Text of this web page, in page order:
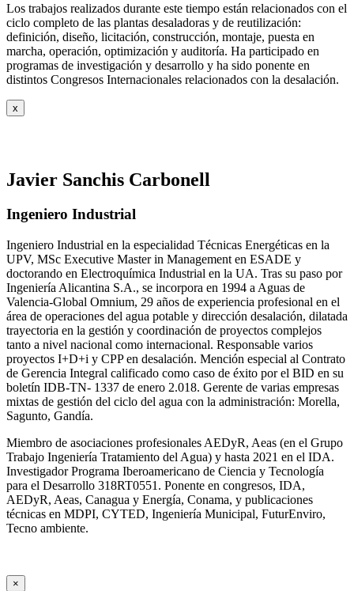
Los trabajos realizados durante este tiempo están relacionados con el
ciclo completo de las plantas desaladoras y de reutilización:
definición, diseño, licitación, construcción, montaje, puesta en
marcha, operación, optimización y auditoría. Ha participado en
programas de investigación y desarrollo y ha sido ponente en
distintos Congresos Internacionales relacionados con la desalación.
x
Javier Sanchis Carbonell
Ingeniero Industrial
Ingeniero Industrial en la especialidad Técnicas Energéticas en la
UPV, MSc Executive Master in Management en ESADE y
doctorando en Electroquímica Industrial en la UA. Tras su paso por
Ingeniería Alicantina S.A., se incorpora en 1994 a Aguas de
Valencia-Global Omnium, 29 años de experiencia profesional en el
área de operaciones del agua potable y dirección desalación, dilatada
trayectoria en la gestión y coordinación de proyectos complejos
tanto a nivel nacional como internacional. Responsable varios
proyectos I+D+i y CPP en desalación. Mención especial al Contrato
de Gerencia Integral calificado como caso de éxito por el BID en su
boletín IDB-TN- 1337 de enero 2.018. Gerente de varias empresas
mixtas de gestión del ciclo del agua con la administración: Morella,
Sagunto, Gandía.
Miembro de asociaciones profesionales AEDyR, Aeas (en el Grupo
Trabajo Ingeniería Tratamiento del Agua) y hasta 2021 en el IDA.
Investigador Programa Iberoamericano de Ciencia y Tecnología
para el Desarrollo 318RT0551. Ponente en congresos, IDA,
AEDyR, Aeas, Canagua y Energía, Conama, y publicaciones
técnicas en MDPI, CYTED, Ingeniería Municipal, FuturEnviro,
Tecno ambiente.
×